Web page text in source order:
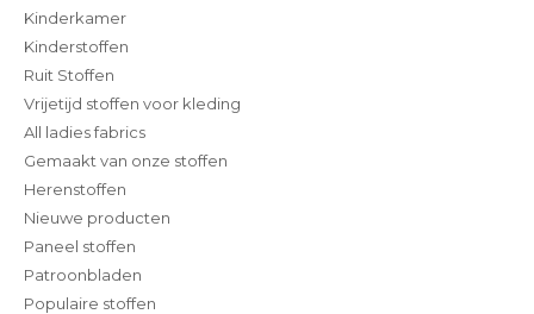
Kinderkamer
Kinderstoffen
Ruit Stoffen
Vrijetijd stoffen voor kleding
All ladies fabrics
Gemaakt van onze stoffen
Herenstoffen
Nieuwe producten
Paneel stoffen
Patroonbladen
Populaire stoffen